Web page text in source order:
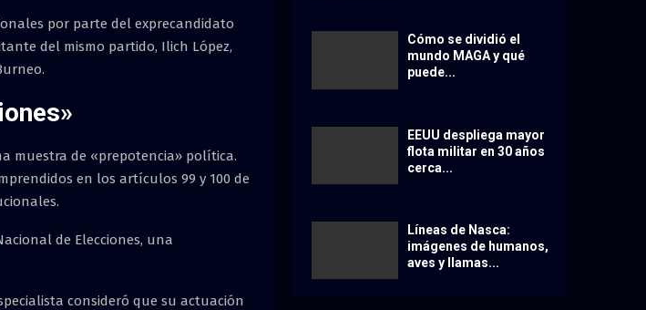
por parte del exprecandidato
del mismo partido, Ilich López,
muestra de «prepotencia» política.
en los artículos 99 y 100 de
de Elecciones, una
consideró que su actuación
Cómo se dividió el
mundo MAGA y qué
puede...
EEUU despliega mayor
flota militar en 30 años
cerca...
Líneas de Nasca:
imágenes de humanos,
aves y llamas...